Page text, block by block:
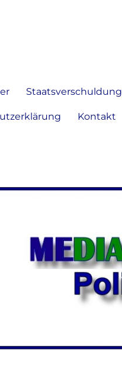
Staatsverschuldung
Kontakt